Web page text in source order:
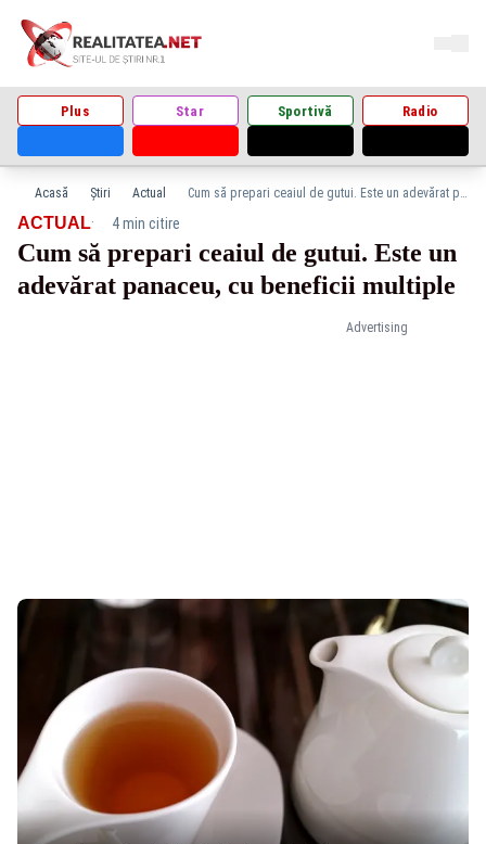
Plus Star Sportivă Radio
Acasă Știri Actual Cum să prepari ceaiul de gutui. Este un adevărat panaceu, cu beneficii multiple
Advertising
ACTUAL· 4 min citire
Cum să prepari ceaiul de gutui. Este un
adevărat panaceu, cu beneficii multiple